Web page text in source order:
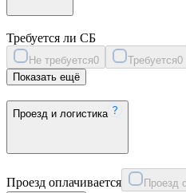
Требуется ли СБ
Не требуется0 Требуется0
Показать ещё
Проезд и логистика
Проезд оплачивается Проезд